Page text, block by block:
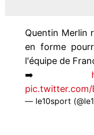
Quentin Merlin
en forme
l'équipe de
➡️
pic.twitter.com/
— le10sport